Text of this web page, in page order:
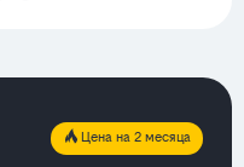
Цена на 2 месяца